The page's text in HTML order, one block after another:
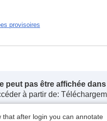
provisoires
peut pas être affichée
à partir de:
that after login you can annotate